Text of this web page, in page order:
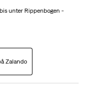
unter Rippenbogen -
Zalando